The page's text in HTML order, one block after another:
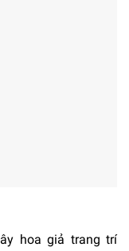
hoa giả trang trí